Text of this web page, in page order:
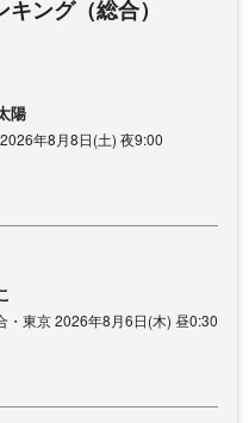
ング（総合）
陽
年8月8日(土) 夜9:00
・東京 2026年8月6日(木) 昼0:30